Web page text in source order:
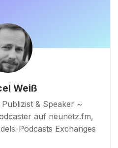
Weiß
& Speaker ~
auf neunetz.fm,
Podcasts Exchanges